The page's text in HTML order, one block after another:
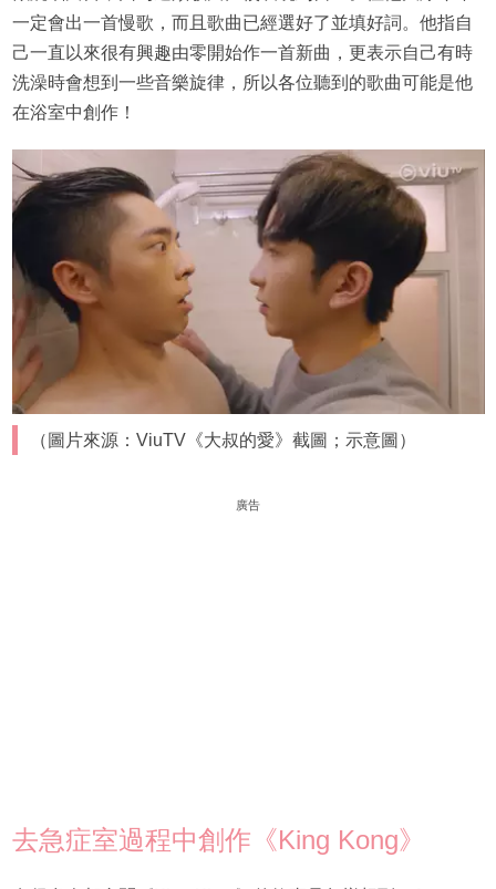
一定會出一首慢歌，而且歌曲已經選好了並填好詞。他指自
己一直以來很有興趣由零開始作一首新曲，更表示自己有時
洗澡時會想到一些音樂旋律，所以各位聽到的歌曲可能是他
在浴室中創作！
（圖片來源：ViuTV《大叔的愛》截圖；示意圖）
廣告
去急症室過程中創作《King Kong》